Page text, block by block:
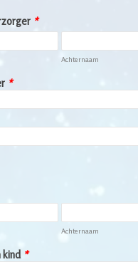
*
Achternaam
*
Achternaam
*